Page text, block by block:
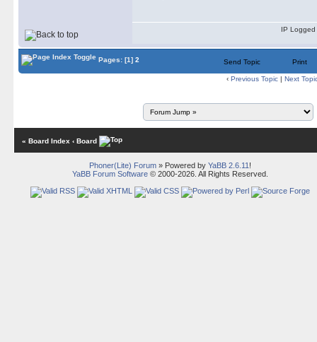
IP Logged
Pages: [1] 2 Send Topic Print
‹ Previous Topic | Next
« Board Index ‹ Board
Phoner(Lite) Forum» Powered by YaBB 2.6.11 !
YaBB Forum Software© 2000-2026. All Rights Reserved.